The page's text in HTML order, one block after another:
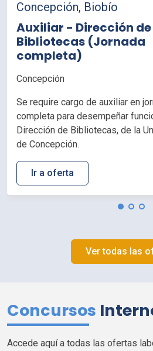
Concepción, Biobío
Auxiliar - Dirección de
Bibliotecas (Jornada
completa)
Concepción
Se require cargo de auxiliar en
completa para desempeñar
Dirección de Bibliotecas, de la
de Concepción.
Ir a oferta
Ver todas las
Concursos
Accede aquí a todas las ofertas